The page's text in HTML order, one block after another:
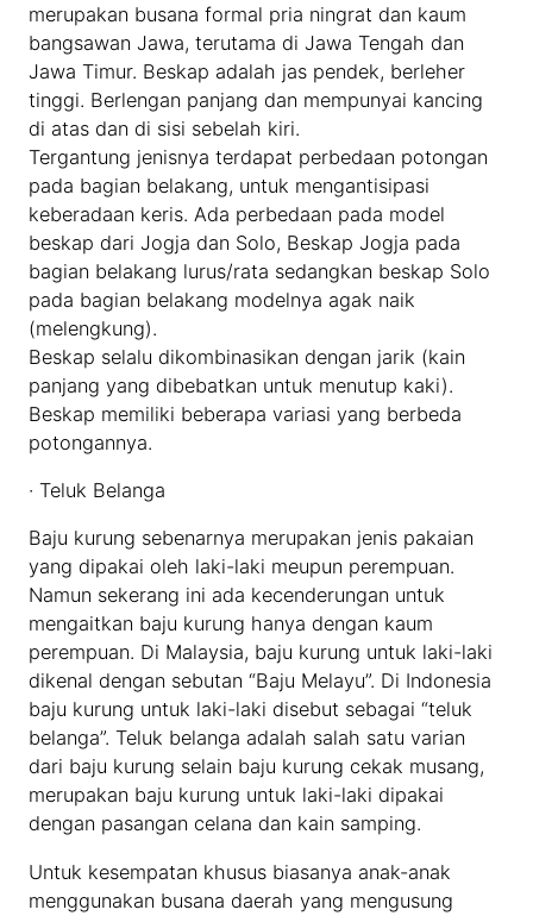
merupakan busana formal pria ningrat dan kaum
bangsawan Jawa, terutama di Jawa Tengah dan
Jawa Timur. Beskap adalah jas pendek, berleher
tinggi. Berlengan panjang dan mempunyai kancing
di atas dan di sisi sebelah kiri.
Tergantung jenisnya terdapat perbedaan potongan
pada bagian belakang, untuk mengantisipasi
keberadaan keris. Ada perbedaan pada model
beskap dari Jogja dan Solo, Beskap Jogja pada
bagian belakang lurus/rata sedangkan beskap Solo
pada bagian belakang modelnya agak naik
(melengkung).
Beskap selalu dikombinasikan dengan jarik (kain
panjang yang dibebatkan untuk menutup kaki).
Beskap memiliki beberapa variasi yang berbeda
potongannya.
· Teluk Belanga
Baju kurung sebenarnya merupakan jenis pakaian
yang dipakai oleh laki-laki meupun perempuan.
Namun sekerang ini ada kecenderungan untuk
mengaitkan baju kurung hanya dengan kaum
perempuan. Di Malaysia, baju kurung untuk laki-laki
dikenal dengan sebutan “Baju Melayu”. Di Indonesia
baju kurung untuk laki-laki disebut sebagai “teluk
belanga”. Teluk belanga adalah salah satu varian
dari baju kurung selain baju kurung cekak musang,
merupakan baju kurung untuk laki-laki dipakai
dengan pasangan celana dan kain samping.
Untuk kesempatan khusus biasanya anak-anak
menggunakan busana daerah yang mengusung